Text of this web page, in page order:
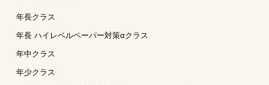
年長クラス
年長 ハイレベルペーパー対策αクラス
年中クラス
年少クラス